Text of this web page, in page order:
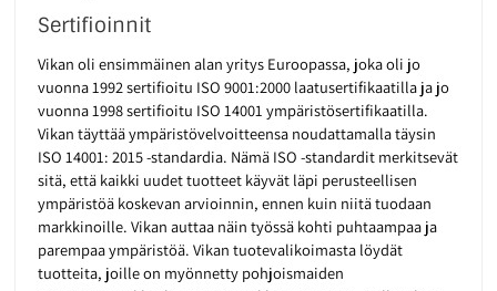
Sertifioinnit
Vikan oli ensimmäinen alan yritys Euroopassa, joka oli jo
vuonna 1992 sertifioitu ISO 9001:2000 laatusertifikaatilla ja jo
vuonna 1998 sertifioitu ISO 14001 ympäristösertifikaatilla.
Vikan täyttää ympäristövelvoitteensa noudattamalla täysin
ISO 14001: 2015 -standardia. Nämä ISO -standardit merkitsevät
sitä, että kaikki uudet tuotteet käyvät läpi perusteellisen
ympäristöä koskevan arvioinnin, ennen kuin niitä tuodaan
markkinoille. Vikan auttaa näin työssä kohti puhtaampaa ja
parempaa ympäristöä. Vikan tuotevalikoimasta löydät
tuotteita, joille on myönnetty pohjoismaiden